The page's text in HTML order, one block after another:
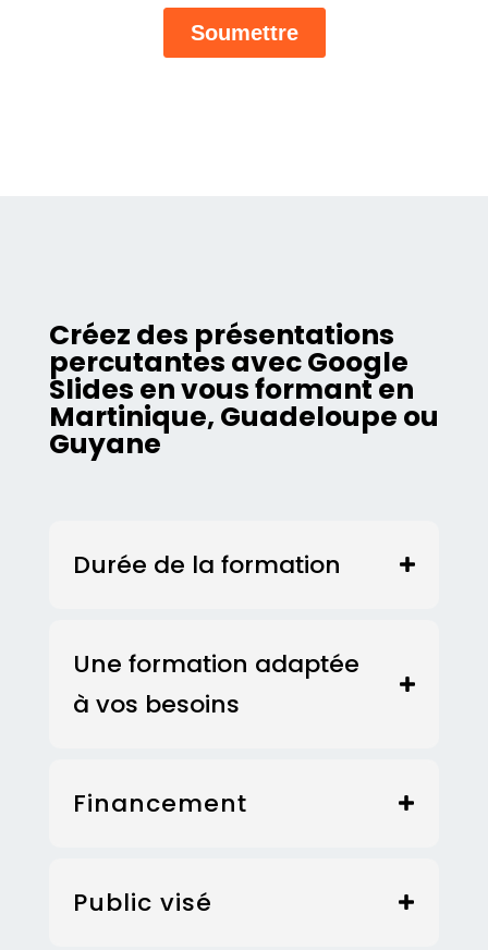
Créez des présentations
percutantes avec Google
Slides en vous formant en
Martinique, Guadeloupe ou
Guyane
Durée de la formation
Une formation adaptée
à vos besoins
Financement
Public visé